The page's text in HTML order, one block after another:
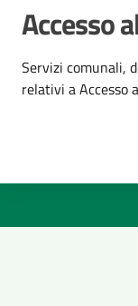
Accesso
Dettagli
Servizi comunali,
relativi a Accesso